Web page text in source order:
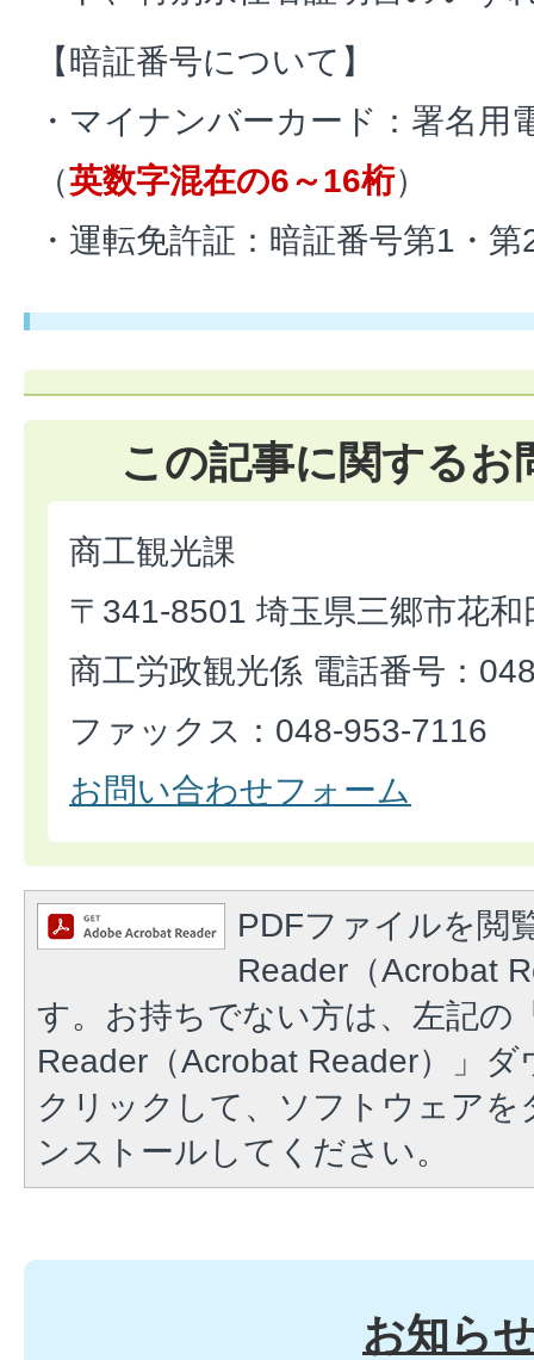
【暗証番号について】
・マイナンバーカード：署名用
（英数字混在の6～16桁）
・運転免許証：暗証番号第1・第
この記事に関するお
商工観光課
〒341-8501 埼玉県三郷市花
商工労政観光係 電話番号：
ファックス：048-953-7116
お問い合わせフォーム
PDFファイルを閲
Reader（Acrobat
す。お持ちでない方は、左記の
Reader（Acrobat Reader）」
クリックして、ソフトウェア
ンストールしてください。
お知ら